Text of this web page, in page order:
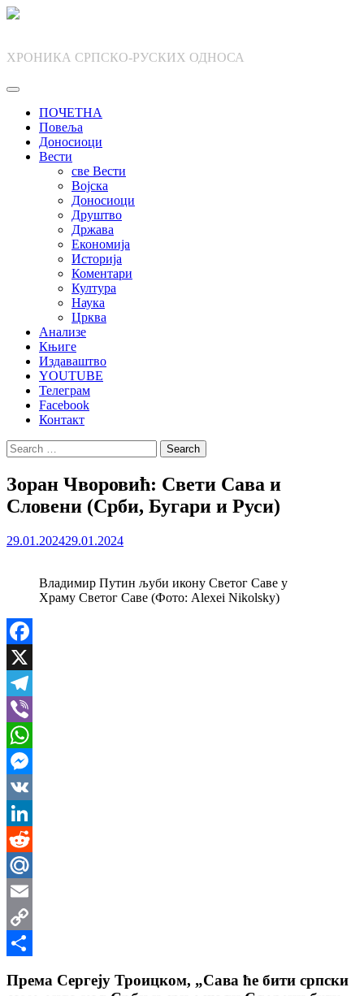
Skip
ХРОНИКА СРПСКО-РУСКИХ ОДНОСА
ПОЧЕТНА
Повеља
Доносиоци
Вести
све Вести
Војска
Доносиоци
Друштво
Држава
Економија
Историја
Коментари
Култура
Наука
Црква
Анализе
Књиге
Издаваштво
YOUTUBE
Телеграм
Facebook
Контакт
Search
for:
Зоран Чворовић: Свети Сава и
Словени (Срби, Бугари и Руси)
29.01.202429.01.2024
Владимир Путин љуби икону Светог Саве у
Храму Светог Саве (Фото: Alexei Nikolsky)
Facebook
X
Telegram
Viber
WhatsApp
Messenger
VK
LinkedIn
Reddit
Mail.Ru
Email
Copy
Према Сергеју Троицком, „Сава ће бити српски